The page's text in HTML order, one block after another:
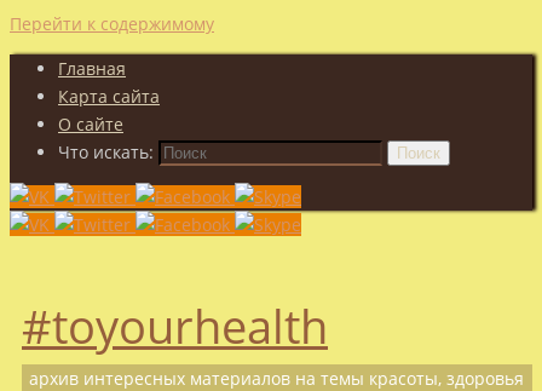
Перейти к содержимому
Главная
Карта сайта
О сайте
Что искать:
Поиск
#toyourhealth
архив интересных материалов на темы красоты, здоровья